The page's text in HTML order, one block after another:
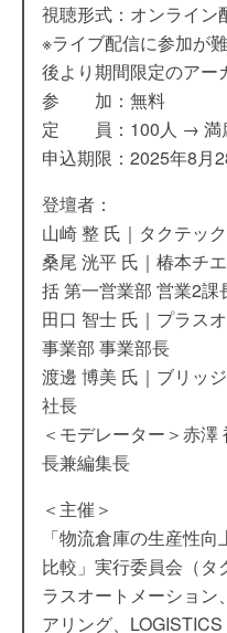
視聴形式：オンライン
※ライブ配信に参加が
後より期間限定のアー
参 加：無料
定 員：100人 → 満
申込期限：2025年8月
登壇者：
山崎 整 氏｜タクテッ
桑尾 洸平 氏｜椿本チ
括 第一営業部 営業2課
田口 智士 氏｜プラス
事業部 事業部長
渡邊 博美 氏｜ブリッ
社長
＜モデレーター＞赤澤
長兼編集長
＜主催＞
「物流倉庫の生産性
比較」実行委員会（
ラスオートメーション
アリング、LOGISTICS